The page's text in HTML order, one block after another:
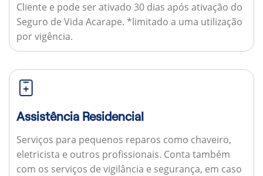
Cliente e pode ser ativado 30 dias após ativação do
Seguro de Vida Acarape. *limitado a uma utilização
por vigência.
Assistência Residencial
Serviços para pequenos reparos como chaveiro,
eletricista e outros profissionais. Conta também
com os serviços de vigilância e segurança, em caso